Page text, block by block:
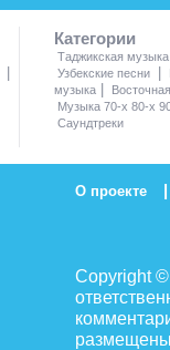
|
Категории
Таджикская музыка
Узбекские песни
|
музыка |
Музыка 70-х 80-х
Саундтреки
О проекте |
Copyright
размещены